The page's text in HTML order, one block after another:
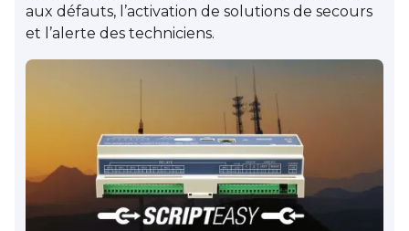
aux défauts, l’activation de solutions de secours
et l’alerte des techniciens.